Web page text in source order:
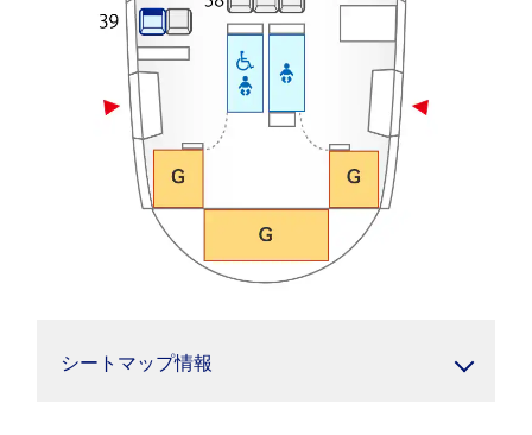
シートマップ情報